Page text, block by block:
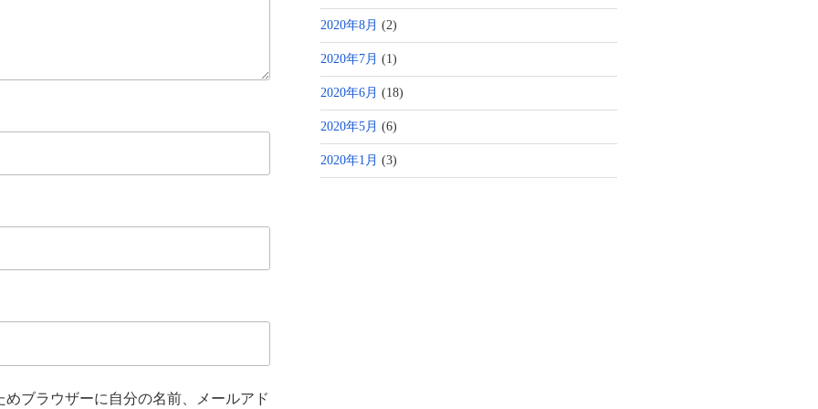
ブラウザーに自分の名前、メールアド
2020年8月 (2)
2020年7月 (1)
2020年6月 (18)
2020年5月 (6)
2020年1月 (3)